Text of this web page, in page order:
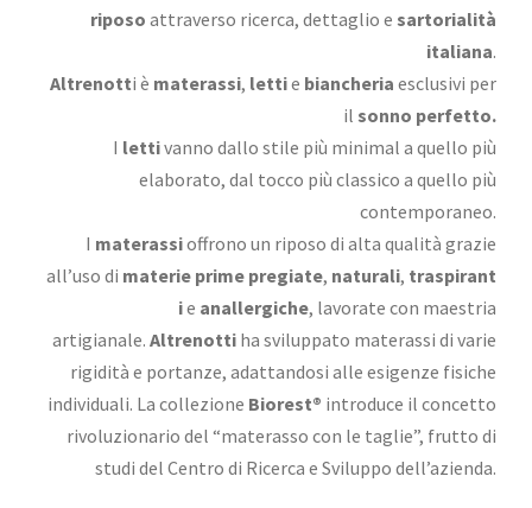
riposo attraverso ricerca, dettaglio e sartorialità
italiana.
Altrenotti è materassi, lettie biancheria esclusivi per
il sonno perfetto.
I lettivanno dallo stile più minimal a quello più
elaborato, dal tocco più classico a quello più
contemporaneo.
I materassioffrono un riposo di alta qualità grazie
all’uso di materie prime pregiate, naturali, traspirant
ie anallergiche, lavorate con maestria
artigianale. Altrenotti ha sviluppato materassi di varie
rigidità e portanze, adattandosi alle esigenze fisiche
individuali. La collezione Biorest® introduce il concetto
rivoluzionario del “materasso con le taglie”, frutto di
studi del Centro di Ricerca e Sviluppo dell’azienda.